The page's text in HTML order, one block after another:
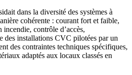
dans la diversité des systèmes à
cohérente : courant fort et faible,
contrôle d’accès,
des installations CVC pilotées par un
des contraintes techniques spécifiques,
adaptés aux locaux classés en